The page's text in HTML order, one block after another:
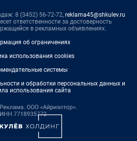
8 (3452) 56-72-72, reklama45@shkulev.ru
ответственности за достоверность
в рекламных объявлениях.
об ограничениях
использования cookies
системы
и обработки персональных данных и
использования сайта